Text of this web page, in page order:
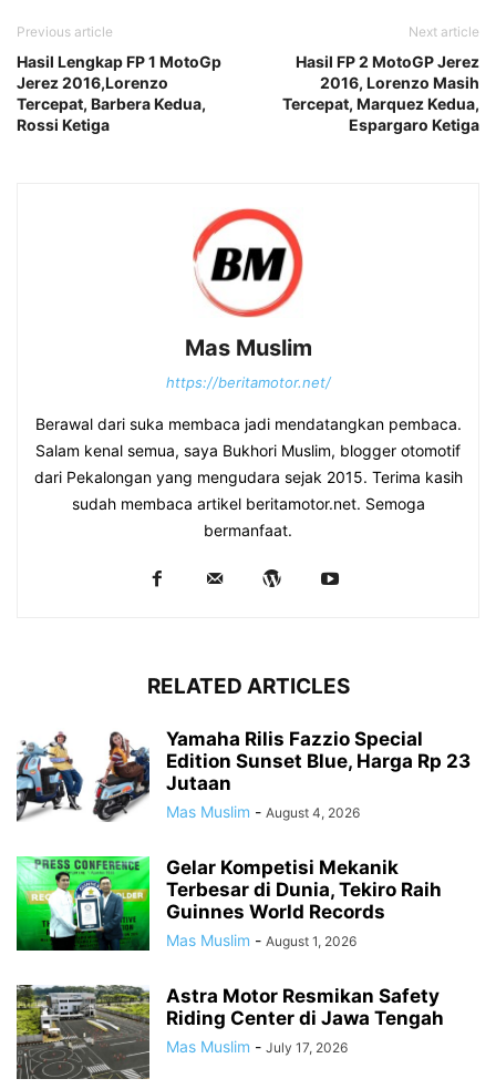
Previous article
Hasil Lengkap FP 1 MotoGp
Jerez 2016,Lorenzo
Tercepat, Barbera Kedua,
Rossi Ketiga
Next article
Hasil FP 2 MotoGP Jerez
2016, Lorenzo Masih
Tercepat, Marquez Kedua,
Espargaro Ketiga
Mas Muslim
https://beritamotor.net/
Berawal dari suka membaca jadi mendatangkan pembaca.
Salam kenal semua, saya Bukhori Muslim, blogger otomotif
dari Pekalongan yang mengudara sejak 2015. Terima kasih
sudah membaca artikel beritamotor.net. Semoga
bermanfaat.
RELATED ARTICLES
Yamaha Rilis Fazzio Special
Edition Sunset Blue, Harga Rp 23
Jutaan
Mas Muslim - August 4, 2026
Gelar Kompetisi Mekanik
Terbesar di Dunia, Tekiro Raih
Guinnes World Records
Mas Muslim - August 1, 2026
Astra Motor Resmikan Safety
Riding Center di Jawa Tengah
Mas Muslim - July 17, 2026